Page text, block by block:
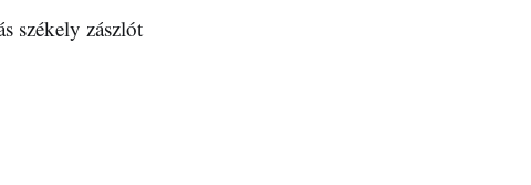
székely zászlót